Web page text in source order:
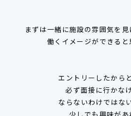
まずは一緒に施設の雰囲気を
働くイメージができる
エントリーしたから
必ず面接に行かな
ならないわけではな